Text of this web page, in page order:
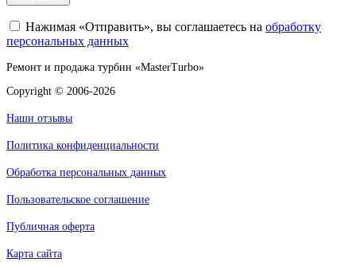
Нажимая «Отправить», вы соглашаетесь на обработку
персональных данных
Ремонт и продажа турбин «MasterTurbo»
Copyright © 2006-2026
Наши отзывы
Политика конфиденциальности
Обработка персональных данных
Пользовательское соглашение
Публичная оферта
Карта сайта